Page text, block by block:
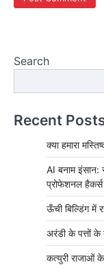
Search
Recent
क्या हमारा
AI बनाम इंसान:
प्रोफेशनल हैकर्स
ऊँची बिल्डिंग में
अरंडी के पत्तों के
कत्युरी राजाओं